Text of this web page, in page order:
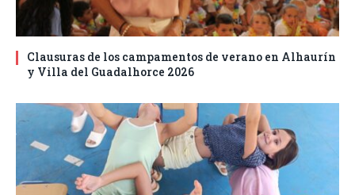
Clausuras de los campamentos de verano en Alhaurín
y Villa del Guadalhorce 2026